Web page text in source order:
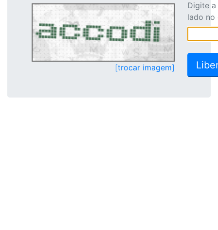
[trocar imagem]
Digite
lado no